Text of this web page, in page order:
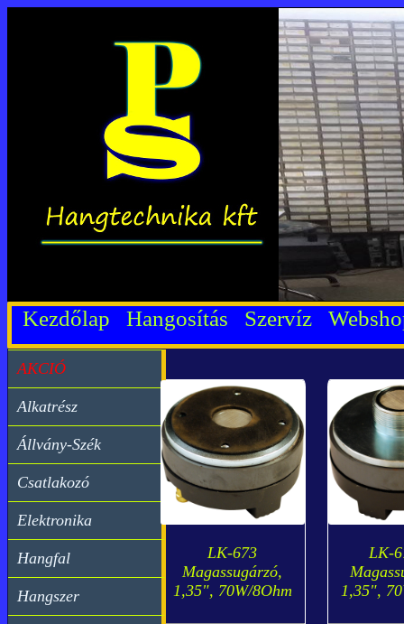
Kezdőlap Hangosítás Szervíz
AKCIÓ
Alkatrész
Állvány-Szék
Csatlakozó
Elektronika
Hangfal
Hangszer
LK-673
Magassugárzó,
1,35", 70W/8Ohm
LK-
1,35",